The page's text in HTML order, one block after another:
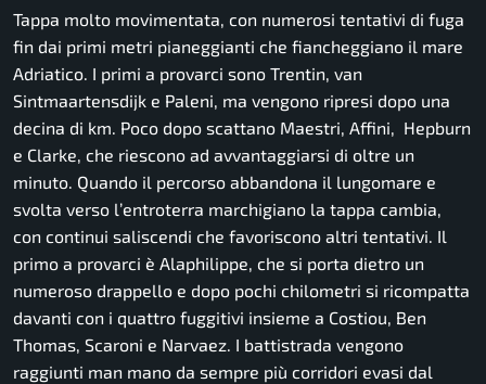
Tappa molto movimentata, con numerosi tentativi di fuga
fin dai primi metri pianeggianti che fiancheggiano il mare
Adriatico. I primi a provarci sono Trentin, van
Sintmaartensdijk e Paleni, ma vengono ripresi dopo una
decina di km. Poco dopo scattano Maestri, Affini, Hepburn
e Clarke, che riescono ad avvantaggiarsi di oltre un
minuto. Quando il percorso abbandona il lungomare e
svolta verso l’entroterra marchigiano la tappa cambia,
con continui saliscendi che favoriscono altri tentativi. Il
primo a provarci è Alaphilippe, che si porta dietro un
numeroso drappello e dopo pochi chilometri si ricompatta
davanti con i quattro fuggitivi insieme a Costiou, Ben
Thomas, Scaroni e Narvaez. I battistrada vengono
raggiunti man mano da sempre più corridori evasi dal